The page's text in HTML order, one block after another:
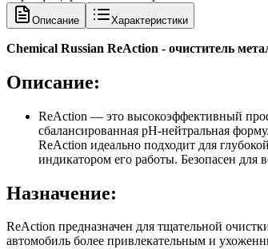
Описание Характеристики
Chemical Russian ReAction - очиститель
Описание:
ReAction — это высокоэффективный
сбалансированная рН-нейтральная
ReAction идеально подходит для
индикатором его работы. Безопасен для
Назначение:
ReAction предназначен для тщательной
автомобиль более привлекательным и